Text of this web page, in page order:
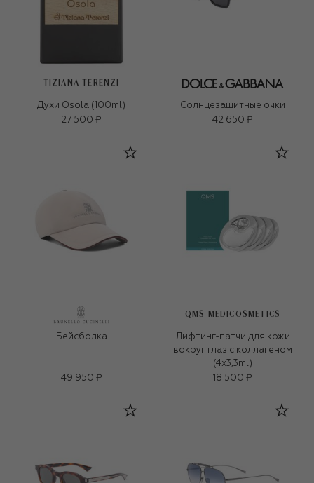
TIZIANA TERENZI
Духи Osola (100ml)
27 500 ₽
Солнцезащитные очки
42 650 ₽
Бейсболка
49 950 ₽
QMS MEDICOSMETICS
Лифтинг-патчи для кожи
вокруг глаз с коллагеном
(4x3,3ml)
18 500 ₽